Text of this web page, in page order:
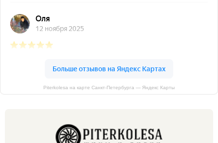
Piterkolesa на карте Санкт‑Петербурга — Яндекс Карты